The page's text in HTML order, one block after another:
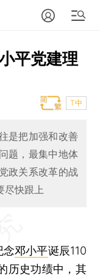
平党建理
T中
是把加强和改善
题，最集中地体
政关系改革的战
尽快跟上
念邓小平诞辰110
历史功绩中，其